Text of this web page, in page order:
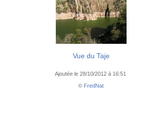
Vue du Taje
Ajoutée le 28/10/2012 à 16:51
© FredNat